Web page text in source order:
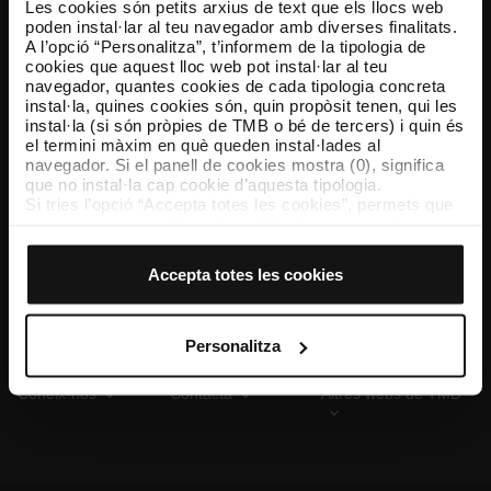
Les cookies són petits arxius de text que els llocs web
poden instal·lar al teu navegador amb diverses finalitats.
A l’opció “Personalitza”, t’informem de la tipologia de
cookies que aquest lloc web pot instal·lar al teu
navegador, quantes cookies de cada tipologia concreta
instal·la, quines cookies són, quin propòsit tenen, qui les
instal·la (si són pròpies de TMB o bé de tercers) i quin és
el termini màxim en què queden instal·lades al
navegador. Si el panell de cookies mostra (0), significa
que no instal·la cap cookie d’aquesta tipologia.
Si tries l’opció “Accepta totes les cookies”, permets que
El selector que es troba a la dreta de cada tipologia de
cookies d’aquella classe.
Un cop hagis marcat les teves preferències, has de fer
clic sobre “Selecciona i configura”. Així, s’instal·laran
només les cookies de la tipologia que hagis seleccionat
personalització, perquè permeten recordar les teves
opcions de navegació (com ara l’idioma) i milloren la teva
Accepta totes les cookies
Personalitza
TMB App
Descarrega’t TMB App i compra els teus bitllets
App Store Google Play
Coneix-nos Contacta Altres webs de TMB